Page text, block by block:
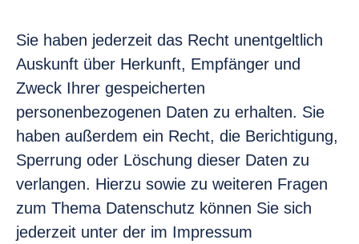
Sie haben jederzeit das Recht unentgeltlich
Auskunft über Herkunft, Empfänger und
Zweck Ihrer gespeicherten
personenbezogenen Daten zu erhalten. Sie
haben außerdem ein Recht, die Berichtigung,
Sperrung oder Löschung dieser Daten zu
verlangen. Hierzu sowie zu weiteren Fragen
zum Thema Datenschutz können Sie sich
jederzeit unter der im Impressum